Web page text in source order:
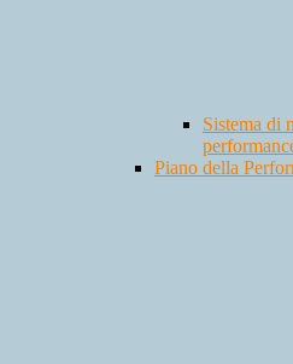
Sistema di
Piano della